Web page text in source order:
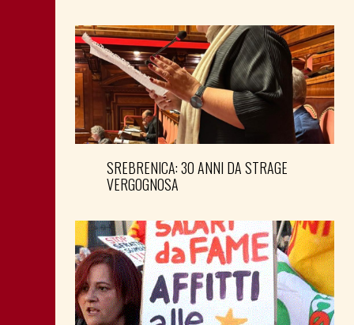
SREBRENICA: 30 ANNI DA STRAGE
VERGOGNOSA